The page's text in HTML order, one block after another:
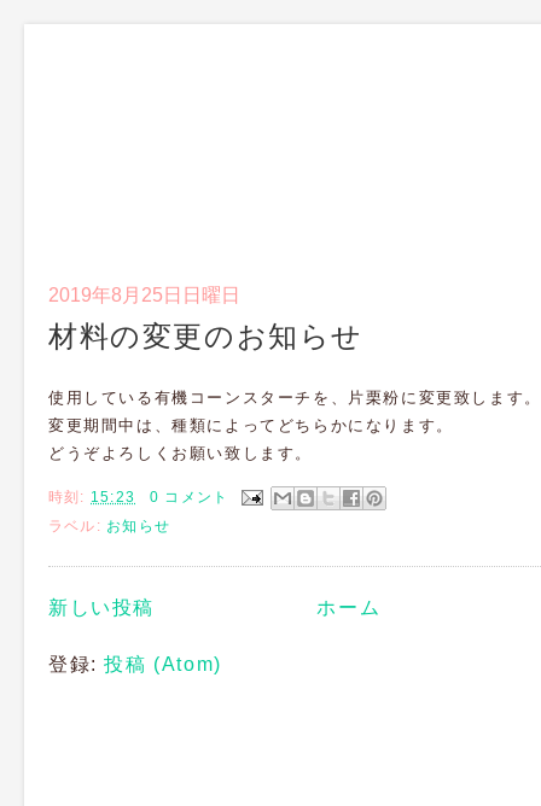
2019年8月25日日曜日
材料の変更のお知らせ
使用している有機コーンスターチを、片栗粉に変更致します。
変更期間中は、種類によってどちらかになります。
どうぞよろしくお願い致します。
時刻: 15:23
0 コメント
ラベル: お知らせ
新しい投稿 ホーム
登録:投稿 (Atom)